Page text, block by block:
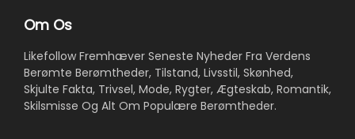
Om Os
Likefollow Fremhæver Seneste Nyheder Fra Verdens
Berømte Berømtheder, Tilstand, Livsstil, Skønhed,
Skjulte Fakta, Trivsel, Mode, Rygter, Ægteskab, Romantik,
Skilsmisse Og Alt Om Populære Berømtheder.